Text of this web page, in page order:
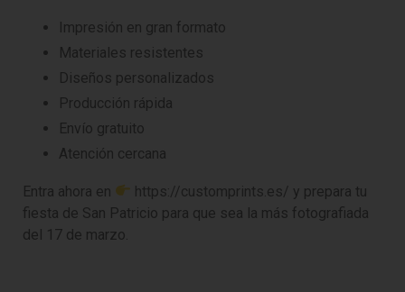
Impresión en gran formato
Materiales resistentes
Diseños personalizados
Producción rápida
Envío gratuito
Atención cercana
Entra ahora en https://customprints.es/ y prepara tu
fiesta de San Patricio para que sea la más fotografiada
del 17 de marzo.